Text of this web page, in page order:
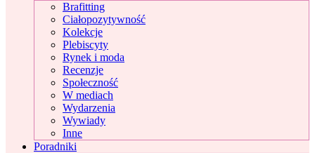
Brafitting
Ciałopozytywność
Kolekcje
Plebiscyty
Rynek i moda
Recenzje
Społeczność
W mediach
Wydarzenia
Wywiady
Inne
Poradniki